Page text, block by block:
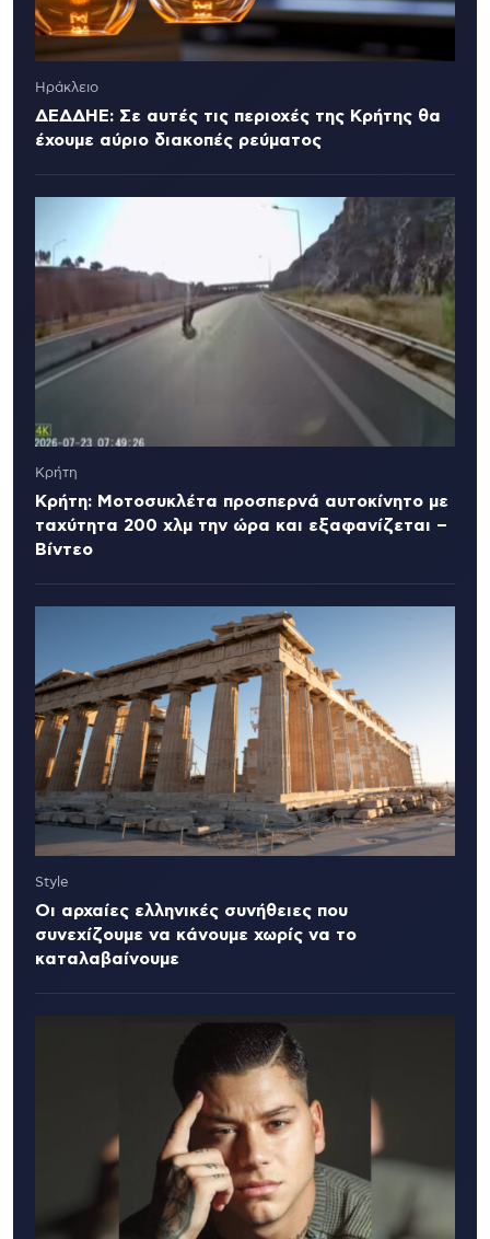
Ηράκλειο
ΔΕΔΔΗΕ: Σε αυτές τις περιοχές της Κρήτης θα
έχουμε αύριο διακοπές ρεύματος
Κρήτη
Κρήτη: Μοτοσυκλέτα προσπερνά αυτοκίνητο με
ταχύτητα 200 χλμ την ώρα και εξαφανίζεται –
Βίντεο
Style
Οι αρχαίες ελληνικές συνήθειες που
συνεχίζουμε να κάνουμε χωρίς να το
καταλαβαίνουμε